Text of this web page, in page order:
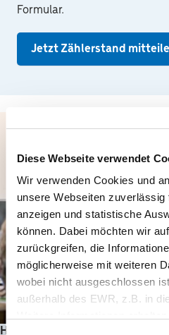
Diese Webseite verwendet
Wir verwenden Cookies und
unsere Webseiten
anzeigen und statistische
können. Dabei möchten wir
zurückgreifen, die
möglicherweise mit weiteren
wobei nicht ausgeschlossen
außerhalb des EWR, z.B. in
Formular.
Jetzt Zählerstand
Hilfe-Center